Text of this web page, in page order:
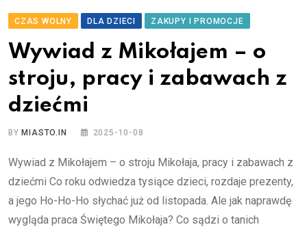
CZAS WOLNY DLA DZIECI ZAKUPY I PROMOCJE
Wywiad z Mikołajem – o
stroju, pracy i zabawach z
dziećmi
BYMIASTO.IN 2025-10-08
Wywiad z Mikołajem – o stroju Mikołaja, pracy i zabawach z
dziećmi Co roku odwiedza tysiące dzieci, rozdaje prezenty,
a jego Ho-Ho-Ho słychać już od listopada. Ale jak naprawdę
wygląda praca Świętego Mikołaja? Co sądzi o tanich